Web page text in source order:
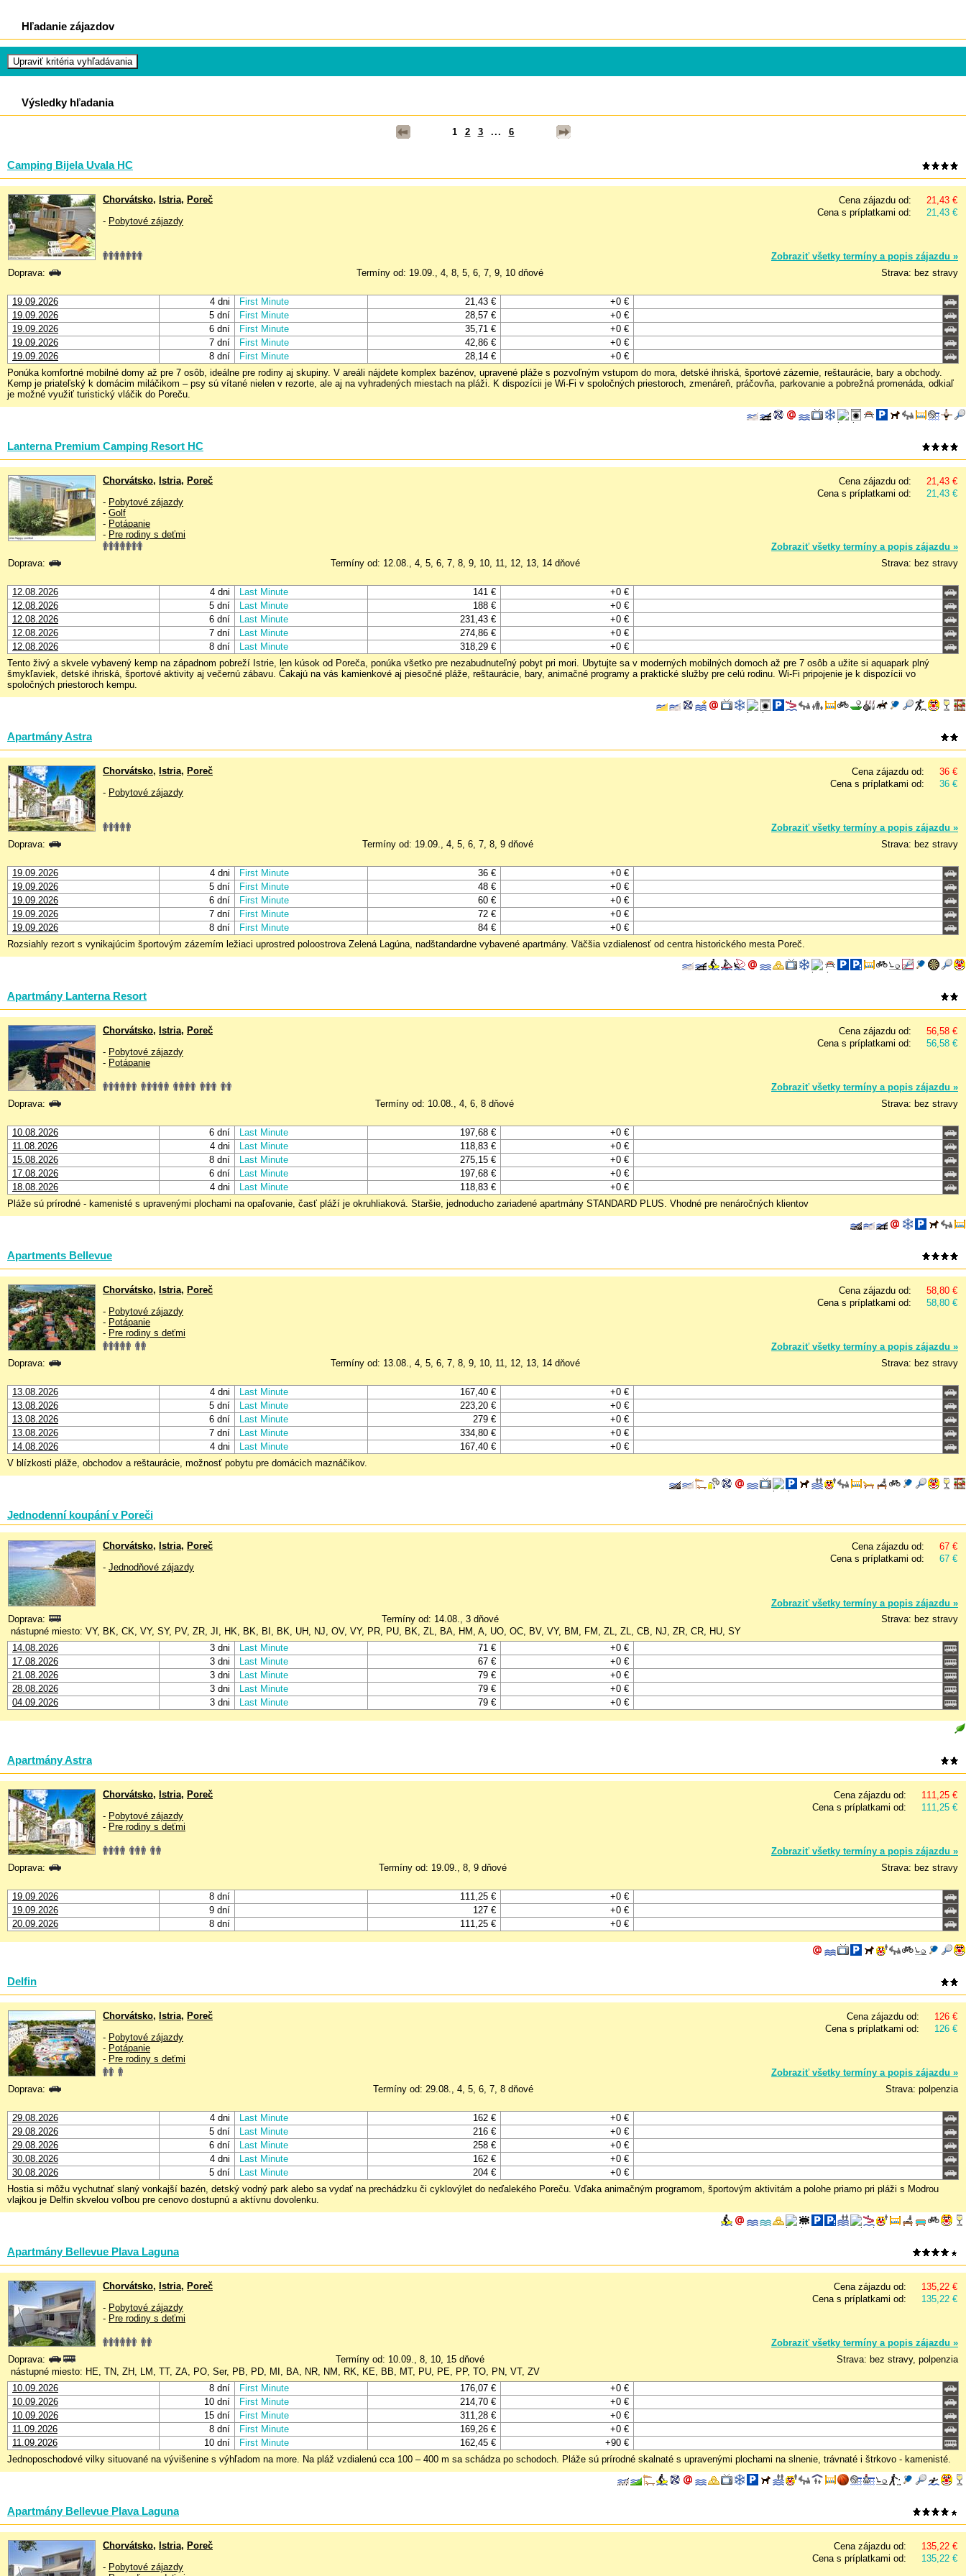
Hľadanie zájazdov
Výsledky hľadania
1 2 3 ... 6
Camping Bijela Uvala HC
Cena zájazdu od:
21,43 €
Cena s príplatkami od:
21,43 €
Chorvátsko, Istria, Poreč
- Pobytové zájazdy
Zobraziť všetky termíny a popis zájazdu »
Doprava:
Termíny od: 19.09., 4, 8, 5, 6, 7, 9, 10 dňové Strava: bez stravy
19.09.2026 4 dni First Minute 21,43 €
+0 €
19.09.2026
5 dní First Minute 28,57 €
+0 €
19.09.2026
6 dní First Minute 35,71 €
+0 €
19.09.2026
7 dní First Minute 42,86 €
+0 €
19.09.2026
8 dní First Minute 28,14 €
+0 €
Ponúka komfortné mobilné domy až pre 7 osôb, ideálne pre rodiny aj skupiny. V areáli nájdete komplex bazénov, upravené pláže s pozvoľným vstupom do mora, detské ihriská, športové zázemie, reštaurácie, bary a obchody.
Kemp je priateľský k domácim miláčikom – psy sú vítané nielen v rezorte, ale aj na vyhradených miestach na pláži. K dispozícii je Wi-Fi v spoločných priestoroch, zmenáreň, práčovňa, parkovanie a pobrežná promenáda, odkiaľ
je možné využiť turistický vláčik do Poreču.
Lanterna Premium Camping Resort HC
Cena zájazdu od:
21,43 €
Cena s príplatkami od:
21,43 €
Chorvátsko, Istria, Poreč
- Pobytové zájazdy
- Golf
- Potápanie
- Pre rodiny s deťmi
Zobraziť všetky termíny a popis zájazdu »
Doprava:
Termíny od: 12.08., 4, 5, 6, 7, 8, 9, 10, 11, 12, 13, 14 dňové Strava: bez stravy
12.08.2026 4 dni Last Minute 141 €
+0 €
12.08.2026
5 dní Last Minute 188 €
+0 €
12.08.2026
6 dní Last Minute 231,43 €
+0 €
12.08.2026
7 dní Last Minute 274,86 €
+0 €
12.08.2026
8 dní Last Minute 318,29 €
+0 €
Tento živý a skvele vybavený kemp na západnom pobreží Istrie, len kúsok od Poreča, ponúka všetko pre nezabudnuteľný pobyt pri mori. Ubytujte sa v moderných mobilných domoch až pre 7 osôb a užite si aquapark plný
šmykľaviek, detské ihriská, športové aktivity aj večernú zábavu. Čakajú na vás kamienkové aj piesočné pláže, reštaurácie, bary, animačné programy a praktické služby pre celú rodinu. Wi-Fi pripojenie je k dispozícii vo
spoločných priestoroch kempu.
Apartmány Astra
Cena zájazdu od:
36 €
Cena s príplatkami od:
36 €
Chorvátsko, Istria, Poreč
- Pobytové zájazdy
Zobraziť všetky termíny a popis zájazdu »
Doprava:
Termíny od: 19.09., 4, 5, 6, 7, 8, 9 dňové Strava: bez stravy
19.09.2026 4 dni First Minute 36 €
+0 €
19.09.2026
5 dní First Minute 48 €
+0 €
19.09.2026
6 dní First Minute 60 €
+0 €
19.09.2026
7 dní First Minute 72 €
+0 €
19.09.2026
8 dní First Minute 84 €
+0 €
Rozsiahly rezort s vynikajúcim športovým zázemím ležiaci uprostred poloostrova Zelená Lagúna, nadštandardne vybavené apartmány. Väčšia vzdialenosť od centra historického mesta Poreč.
Apartmány Lanterna Resort
Cena zájazdu od:
56,58 €
Cena s príplatkami od:
56,58 €
Chorvátsko, Istria, Poreč
- Pobytové zájazdy
- Potápanie
Zobraziť všetky termíny a popis zájazdu »
Doprava:
Termíny od: 10.08., 4, 6, 8 dňové Strava: bez stravy
10.08.2026 6 dní Last Minute 197,68 €
+0 €
11.08.2026
4 dni Last Minute 118,83 €
+0 €
15.08.2026
8 dní Last Minute 275,15 €
+0 €
17.08.2026
6 dní Last Minute 197,68 €
+0 €
18.08.2026
4 dni Last Minute 118,83 €
+0 €
Pláže sú prírodné - kamenisté s upravenými plochami na opaľovanie, časť pláží je okruhliaková. Staršie, jednoducho zariadené apartmány STANDARD PLUS. Vhodné pre nenáročných klientov
Apartments Bellevue
Cena zájazdu od:
58,80 €
Cena s príplatkami od:
58,80 €
Chorvátsko, Istria, Poreč
- Pobytové zájazdy
- Potápanie
- Pre rodiny s deťmi
Zobraziť všetky termíny a popis zájazdu »
Doprava:
Termíny od: 13.08., 4, 5, 6, 7, 8, 9, 10, 11, 12, 13, 14 dňové Strava: bez stravy
13.08.2026 4 dni Last Minute 167,40 €
+0 €
13.08.2026
5 dní Last Minute 223,20 €
+0 €
13.08.2026
6 dní Last Minute 279 €
+0 €
13.08.2026
7 dní Last Minute 334,80 €
+0 €
14.08.2026
4 dni Last Minute 167,40 €
+0 €
V blízkosti pláže, obchodov a reštaurácie, možnosť pobytu pre domácich maznáčikov.
Jednodenní koupání v Poreči
Cena zájazdu od:
67 €
Cena s príplatkami od:
67 €
Chorvátsko, Istria, Poreč
- Jednodňové zájazdy
Zobraziť všetky termíny a popis zájazdu »
Doprava:
Termíny od: 14.08., 3 dňové
Strava: bez stravy
nástupné miesto: VY, BK, CK, VY, SY, PV, ZR, JI, HK, BK, BI, BK, UH, NJ, OV, VY, PR, PU, BK, ZL, BA, HM, A, UO, OC, BV, VY, BM, FM, ZL, ZL, CB, NJ, ZR, CR, HU, SY
14.08.2026
3 dni Last Minute 71 €
+0 €
17.08.2026
3 dni Last Minute 67 €
+0 €
21.08.2026
3 dni Last Minute 79 €
+0 €
28.08.2026
3 dni Last Minute 79 €
+0 €
04.09.2026
3 dni Last Minute 79 € +0 €
Apartmány Astra
Cena zájazdu od:
111,25 €
Cena s príplatkami od:
111,25 €
Chorvátsko, Istria, Poreč
- Pobytové zájazdy
- Pre rodiny s deťmi
Zobraziť všetky termíny a popis zájazdu »
Doprava:
Termíny od: 19.09., 8, 9 dňové Strava: bez stravy
19.09.2026 8 dní 111,25 €
+0 €
19.09.2026
9 dní 127 €
+0 €
20.09.2026
8 dní 111,25 € +0 €
Delfin
Cena zájazdu od:
126 €
Cena s príplatkami od:
126 €
Chorvátsko, Istria, Poreč
- Pobytové zájazdy
- Potápanie
- Pre rodiny s deťmi
Zobraziť všetky termíny a popis zájazdu »
Doprava:
Termíny od: 29.08., 4, 5, 6, 7, 8 dňové Strava: polpenzia
29.08.2026 4 dni Last Minute 162 €
+0 €
29.08.2026
5 dní Last Minute 216 €
+0 €
29.08.2026
6 dní Last Minute 258 €
+0 €
30.08.2026
4 dni Last Minute 162 €
+0 €
30.08.2026
5 dní Last Minute 204 €
+0 €
Hostia si môžu vychutnať slaný vonkajší bazén, detský vodný park alebo sa vydať na prechádzku či cyklovýlet do neďalekého Poreču. Vďaka animačným programom, športovým aktivitám a polohe priamo pri pláži s Modrou
vlajkou je Delfin skvelou voľbou pre cenovo dostupnú a aktívnu dovolenku.
Apartmány Bellevue Plava Laguna
Cena zájazdu od:
135,22 €
Cena s príplatkami od:
135,22 €
Chorvátsko, Istria, Poreč
- Pobytové zájazdy
- Pre rodiny s deťmi
Zobraziť všetky termíny a popis zájazdu »
Doprava:
Termíny od: 10.09., 8, 10, 15 dňové
Strava: bez stravy, polpenzia
nástupné miesto: HE, TN, ZH, LM, TT, ZA, PO, Ser, PB, PD, MI, BA, NR, NM, RK, KE, BB, MT, PU, PE, PP, TO, PN, VT, ZV
10.09.2026
8 dní First Minute 176,07 €
+0 €
10.09.2026
10 dní First Minute 214,70 €
+0 €
10.09.2026
15 dní First Minute 311,28 €
+0 €
11.09.2026
8 dní First Minute 169,26 €
+0 €
11.09.2026
10 dní First Minute 162,45 €
+90 €
Jednoposchodové vilky situované na vývišenine s výhľadom na more. Na pláž vzdialenú cca 100 – 400 m sa schádza po schodoch. Pláže sú prírodné skalnaté s upravenými plochami na slnenie, trávnaté i štrkovo - kamenisté.
Apartmány Bellevue Plava Laguna
Cena zájazdu od:
135,22 €
Cena s príplatkami od:
135,22 €
Chorvátsko, Istria, Poreč
- Pobytové zájazdy